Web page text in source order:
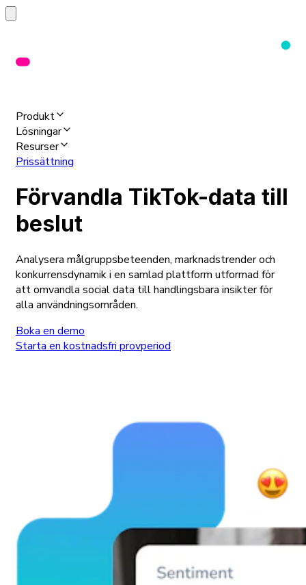
Produkt
Lösningar
Resurser
Prissättning
Förvandla TikTok-data till
beslut
Analysera målgruppsbeteenden, marknadstrender och
konkurrensdynamik i en samlad plattform utformad för
att omvandla social data till handlingsbara insikter för
alla användningsområden.
Boka en demo
Starta en kostnadsfri provperiod